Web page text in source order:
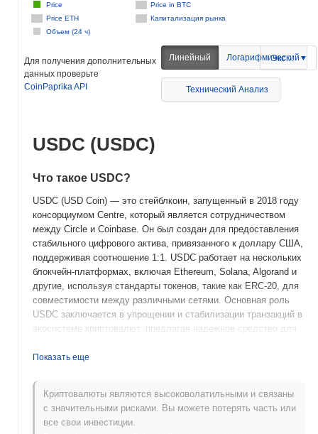
Price in BTC
Price ETH
Капитализация рынка
Объем (24 ч)
Price
Для получения дополнительных
данных проверьте
CoinPaprika API
Линейный Логарифмический
Экспорт
Технический Анализ
USDC (USDC)
Что такое USDC?
USDC (USD Coin) — это стейблкоин, запущенный в 2018 году
консорциумом Centre, который является сотрудничеством
между Circle и Coinbase. Он был создан для предоставления
стабильного цифрового актива, привязанного к доллару США,
поддерживая соотношение 1:1. USDC работает на нескольких
блокчейн-платформах, включая Ethereum, Solana, Algorand и
другие, используя стандарты токенов, такие как ERC-20, для
совместимости между различными сетями. Основная роль
USDC заключается в упрощении и стабилизации транзакций в
экосистеме криптовалют, предлагая надежное средство для
связанной с другими криптовалютами. USDC полностью
обязательствами правительства США, что обеспечивает его
стабильность и надежность. USDC важен благодаря своей
прозрачности и соблюдению нормативных требований, с
регулярными аудитами для проверки резервов. Эта
Показать еще
Криптовалюты являются высоковолатильными и связаны
с значительными рисками. Вы можете потерять часть или
все свои инвестиции.